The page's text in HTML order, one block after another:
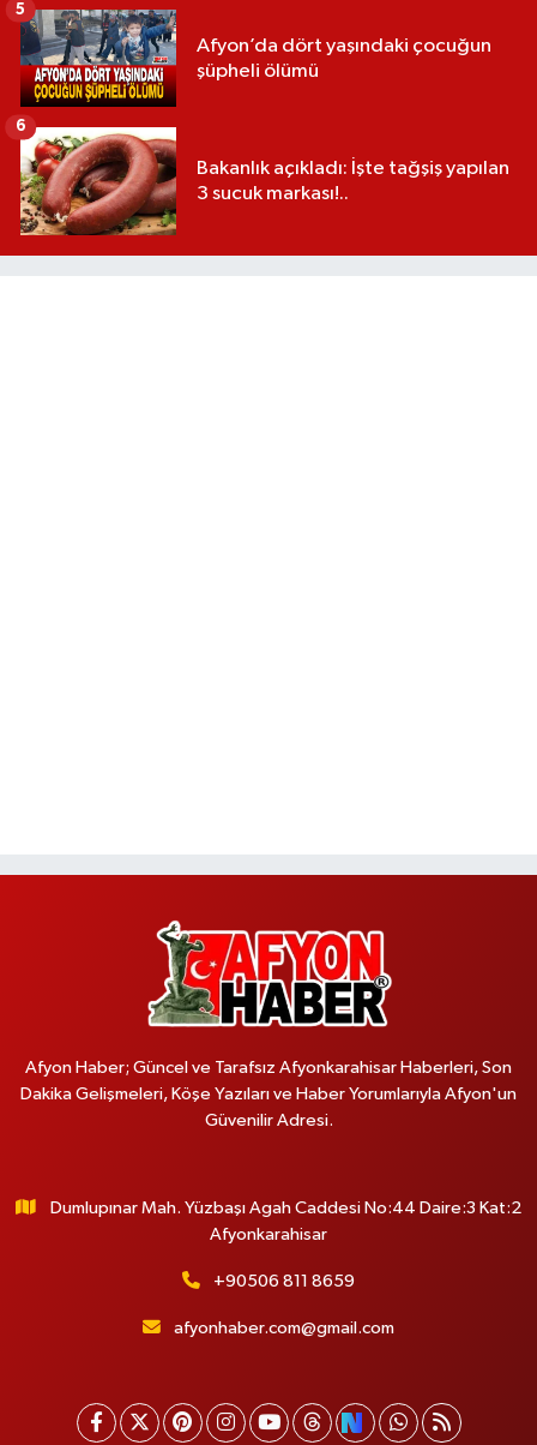
Afyon’da dört yaşındaki çocuğun
şüpheli ölümü
5
Bakanlık açıkladı: İşte tağşiş yapılan
3 sucuk markası!..
6
Afyon Haber; Güncel ve Tarafsız Afyonkarahisar Haberleri, Son
Dakika Gelişmeleri, Köşe Yazıları ve Haber Yorumlarıyla Afyon'un
Güvenilir Adresi.
Dumlupınar Mah. Yüzbaşı Agah Caddesi No:44 Daire:3 Kat:2
Afyonkarahisar
+90506 811 8659
afyonhaber.com@gmail.com